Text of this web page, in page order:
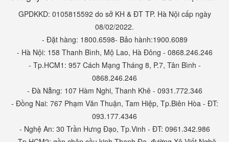
GPDKKD: 0105815592 do sở KH & ĐT TP. Hà Nội cấp ngày
08/02/2022.
- Đặt hàng: 1800.6598- Bảo hành:1900.6089
- Hà Nội: 158 Thanh Bình, Mộ Lao, Hà Đông - 0868.246.246
- Tp.HCM1: 957 Cách Mạng Tháng 8, P.7, Tân Bình -
0868.246.246
- Đà Nẵng: 107 Hàm Nghi, Thanh Khê - 0931.772.346
- Đồng Nai: 767 Phạm Văn Thuận, Tam Hiệp, Tp.Biên Hòa - ĐT:
093.177.4346
- Nghệ An: 30 Trần Hưng Đạo, Tp.Vinh - ĐT: 0961.342.986